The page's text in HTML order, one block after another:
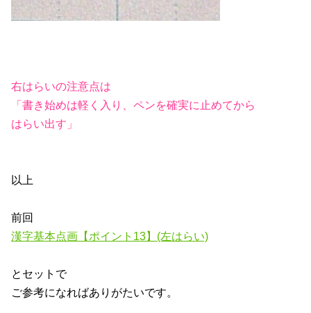
右はらいの注意点は
「書き始めは軽く入り、ペンを確実に止めてから
はらい出す」
以上
前回
漢字基本点画【ポイント13】(左はらい)
とセットで
ご参考になればありがたいです。